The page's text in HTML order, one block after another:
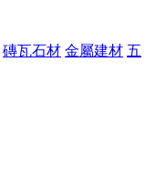
磚瓦石材 金屬建材 五